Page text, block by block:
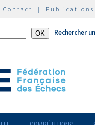
Contact | Publications
Rechercher